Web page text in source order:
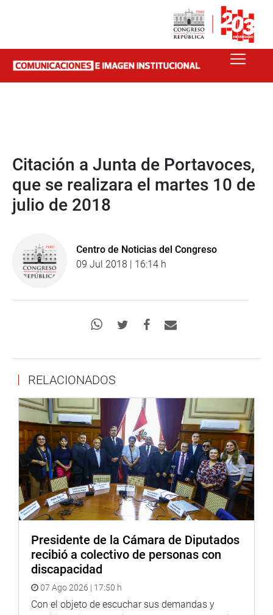
Citación a Junta de Portavoces,
que se realizara el martes 10 de
julio de 2018
Centro de Noticias del Congreso
09 Jul 2018 | 16:14 h
RELACIONADOS
Presidente de la Cámara de Diputados
recibió a colectivo de personas con
discapacidad
07 Ago 2026 | 17:50 h
Con el objeto de escuchar sus demandas y